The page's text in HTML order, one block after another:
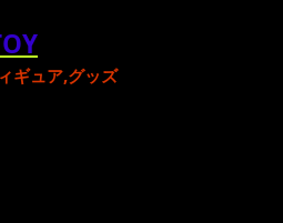
ギュア,グッズ